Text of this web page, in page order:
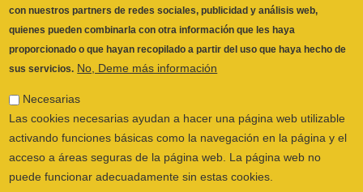
activando funciones básicas como la navegación en la página y el
acceso a áreas seguras de la página web. La página web no
puede funcionar adecuadamente sin estas cookies.
Preferencias
información que cambia la forma en que la página se comporta o
el aspecto que tiene, como su idioma preferido o la región en la
que usted se encuentra.
Estadística
Las cookies estadísticas ayudan a los propietarios de páginas web